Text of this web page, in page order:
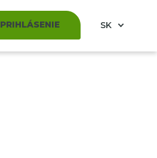
PRIHLÁSENIE SK